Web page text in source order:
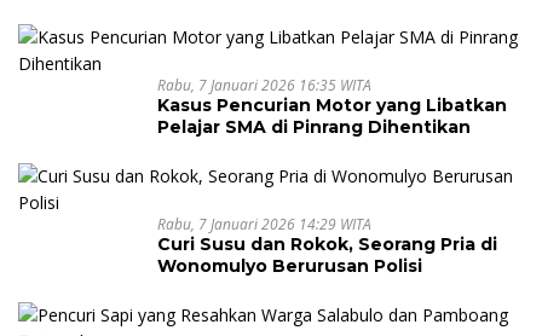
Rabu, 7 Januari 2026 16:35 WITA
Kasus Pencurian Motor yang Libatkan
Pelajar SMA di Pinrang Dihentikan
Rabu, 7 Januari 2026 14:29 WITA
Curi Susu dan Rokok, Seorang Pria di
Wonomulyo Berurusan Polisi